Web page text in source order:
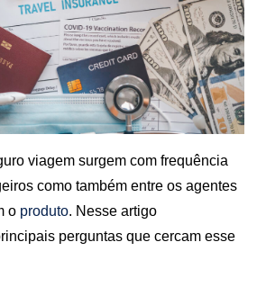
viagem surgem com frequência
como também entre os agentes
o produto. Nesse artigo
perguntas que cercam esse